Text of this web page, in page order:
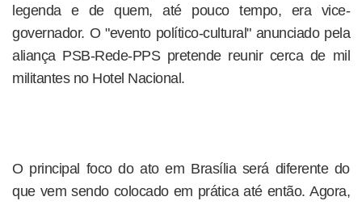
legenda e de quem, até pouco tempo, era vice-
governador. O "evento político-cultural" anunciado pela
aliança PSB-Rede-PPS pretende reunir cerca de mil
militantes no Hotel Nacional.
O principal foco do ato em Brasília será diferente do
que vem sendo colocado em prática até então. Agora,